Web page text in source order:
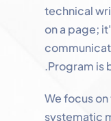
technical
on a page;
Program is
We focus
systematic